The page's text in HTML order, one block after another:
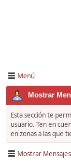
Menú
Mostrar
Esta sección te
usuario. Ten en
en zonas a las que
Mostrar